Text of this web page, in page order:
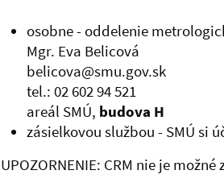
osobne - oddelenie
Mgr. Eva Belicová
belicova@smu.gov.sk
tel.: 02 602 94 521
areál SMÚ, budova H
zásielkovou službou - SMÚ si
UPOZORNENIE: CRM nie je